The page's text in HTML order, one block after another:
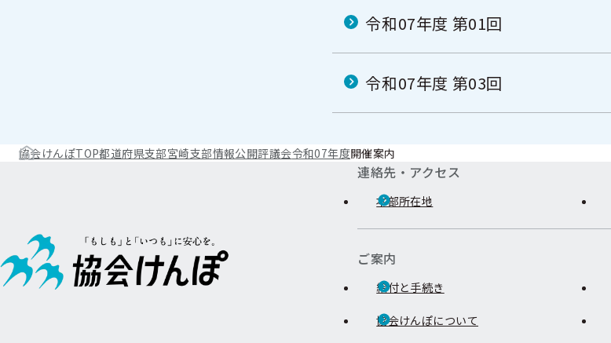
令和07年度 第01回
令和07年度 第03回
協会けんぽTOP都道府県支部宮崎支部情報公開評議会令和07年度開催案内
連絡先・アクセス
本部所在地
ご案内
給付と手続き
協会けんぽについて